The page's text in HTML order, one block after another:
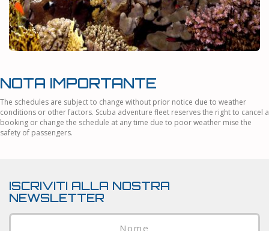
NOTA IMPORTANTE
The schedules are subject to change without prior notice due to weather
conditions or other factors. Scuba adventure fleet reserves the right to cancel a
booking or change the schedule at any time due to poor weather mise the
safety of passengers.
ISCRIVITI ALLA NOSTRA
NEWSLETTER